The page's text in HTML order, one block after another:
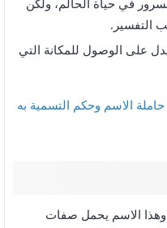
في حياة الحالم، ولكن
التفسير.
على الوصول للمكانة التي
الاسم وحكم التسمية به
الاسم يحمل صفات